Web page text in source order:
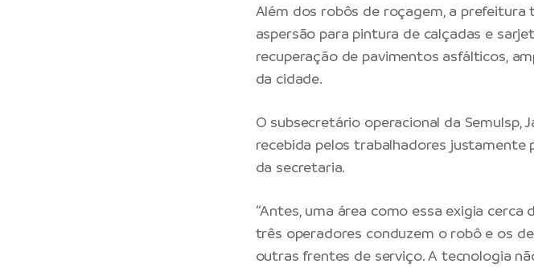
Além dos robôs de roçagem, a
aspersão para pintura de calçadas e
recuperação de pavimentos asfálticos,
da cidade.
O subsecretário operacional da Semulsp,
recebida pelos trabalhadores
da secretaria.
“Antes, uma área como essa exigia
três operadores conduzem o robô e os
outras frentes de serviço. A tecnologia